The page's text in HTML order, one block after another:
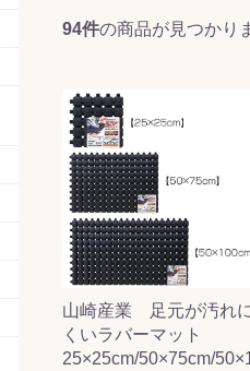
樹脂ワックス(一般製品)
下地剤
ドライメンテナンス用樹
脂仕上げ剤
水性・半樹脂製品
油性ワックス
特殊用途製品
ニュートラ フロアケアシ
ステム
天然石材用・テラゾー・
コンクリート用
木床用ワックス
床用クリーナー
剥離剤
植物油用クリーナー
鉱物油用クリーナー
その他
樹脂ワックス
水性・半樹脂製品
下地剤
特殊用途製品
ドライメンテナンス用樹
脂ワックス
クリーナー製品
ハクリ剤
石材床用商品
木床用商品
日常管理商品
94件の商品が見つかり
山崎産業 足元が汚れ
くいラバーマット
25×25cm/50×75cm/